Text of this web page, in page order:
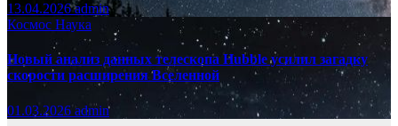
13.04.2026admin
Космос Наука
Новый анализ данных телескопа Hubble усилил загадку
скорости расширения Вселенной
01.03.2026admin